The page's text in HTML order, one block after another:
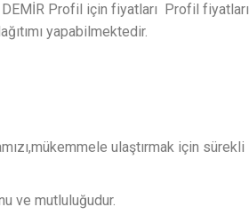
DEMİR Profil için fiyatları Profil fiyatları
yapabilmektedir.
ulaştırmak için sürekli
ve mutluluğudur.